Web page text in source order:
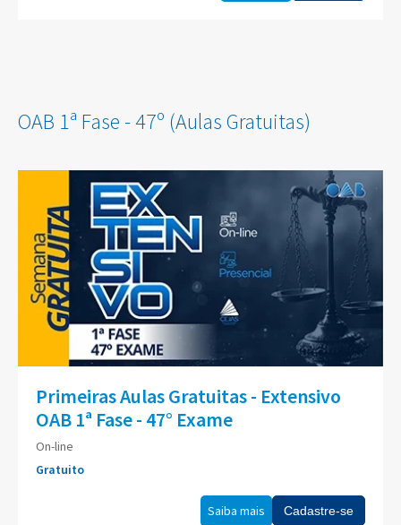
OAB 1ª Fase - 47º (Aulas Gratuitas)
Primeiras Aulas Gratuitas - Extensivo
OAB 1ª Fase - 47° Exame
On-line
Gratuito
Saiba mais Cadastre-se